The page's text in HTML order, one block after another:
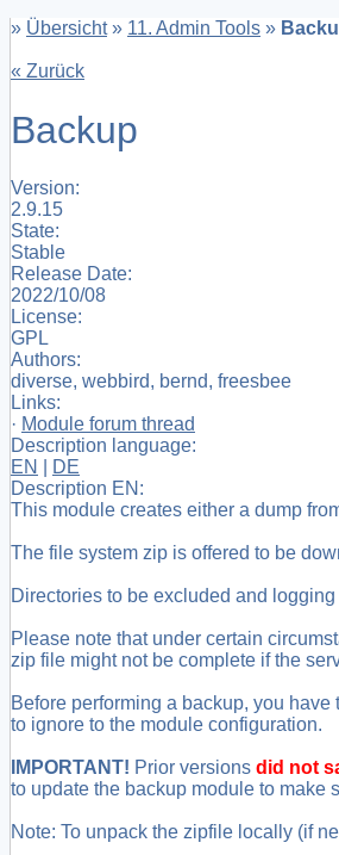
» Übersicht» 11. Admin Tools »
« Zurück
Backup
Version:
2.9.15
State:
Stable
Release Date:
2022/10/08
License:
GPL
Authors:
diverse, webbird, bernd, freesbee
Links:
· Module forum thread
Description language:
EN
DE
Description EN:
This module creates either a dump
The file system zip is offered to be
Directories to be excluded and
Please note that under certain
zip file might not be complete if the
Before performing a backup, you
to ignore to the module configuration.
IMPORTANT! Prior versions did not
to update the backup module to make
Note: To unpack the zipfile locally (if